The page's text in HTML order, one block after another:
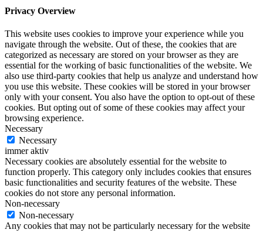
Privacy Overview
This website uses cookies to improve your experience while you
navigate through the website. Out of these, the cookies that are
categorized as necessary are stored on your browser as they are
essential for the working of basic functionalities of the website. We
also use third-party cookies that help us analyze and understand how
you use this website. These cookies will be stored in your browser
only with your consent. You also have the option to opt-out of these
cookies. But opting out of some of these cookies may affect your
browsing experience.
Necessary
Necessary
immer aktiv
Necessary cookies are absolutely essential for the website to
function properly. This category only includes cookies that ensures
basic functionalities and security features of the website. These
cookies do not store any personal information.
Non-necessary
Non-necessary
Any cookies that may not be particularly necessary for the website